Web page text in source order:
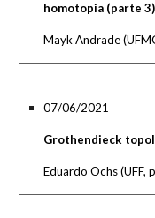
homotopia (parte 3)
Mayk Andrade
07/06/2021
Grothendieck
Eduardo Ochs (UFF,